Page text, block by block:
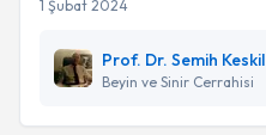
1 Şubat 2024
Prof. Dr. Semih Keskil
Beyin ve Sinir Cerrahisi